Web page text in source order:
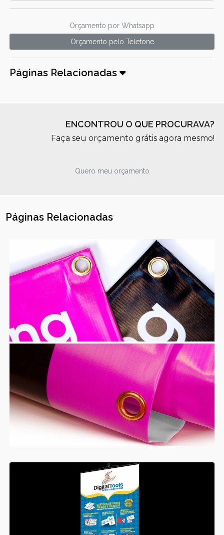
Orçamento por Whatsapp
Orçamento pelo Telefone
Páginas Relacionadas
ENCONTROU O QUE PROCURAVA?
Faça seu orçamento grátis agora mesmo!
Quero meu orçamento
Páginas Relacionadas